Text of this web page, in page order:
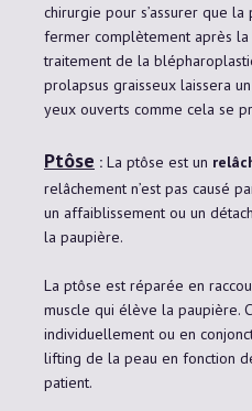
chirurgie pour s’assurer que
fermer complètement après
traitement de la
prolapsus graisseux laissera
yeux ouverts comme cela se
Ptôse : La ptôse est un
relâchement n’est pas causé
un affaiblissement ou un
la paupière.
La ptôse est réparée en
muscle qui élève la paupière.
individuellement ou en
lifting de la peau en fonction
patient.